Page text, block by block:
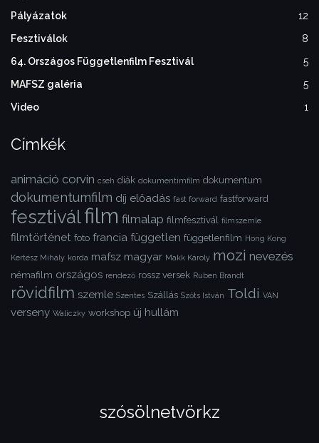
Pályázatok
12
Fesztiválok
8
64. Országos Függetlenfilm Fesztivál
5
MAFSZ galéria
5
Video
1
Címkék
animáció corvin cseh diák dokumentimfilm dokumentum
dokumentumfilm díj előadás fast forward fastforward
fesztiválfilm filmalap filmfesztivál filmszemle
filmtörténet foto francia független függetlenfilm Hong Kong
Kertész Mihály korda mafsz magyar Makk Károly mozi nevezés
némafilm országos rendező rossz versek Ruben Brandt
rövidfilm szemle Szentes Szállás Szőts István Toldi VAN
verseny Waliczky workshop új hullám
szósölnetvörkz